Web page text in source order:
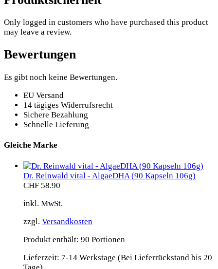
Only logged in customers who have purchased this product
may leave a review.
Bewertungen
Es gibt noch keine Bewertungen.
EU Versand
14 tägiges Widerrufsrecht
Sichere Bezahlung
Schnelle Lieferung
Gleiche Marke
Dr. Reinwald vital - AlgaeDHA (90 Kapseln 106g)
CHF 58.90
inkl. MwSt.
zzgl. Versandkosten
Produkt enthält: 90 Portionen
Lieferzeit: 7-14 Werkstage (Bei Lieferrückstand bis 20